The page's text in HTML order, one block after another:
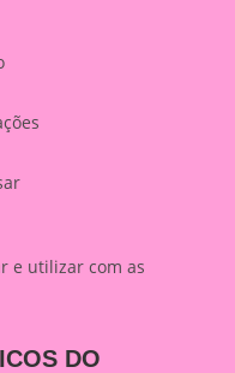
e utilizar com as
DO